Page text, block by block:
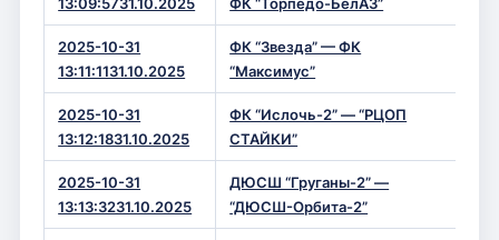
2025-10-31
13:11:1131.10.2025
ФК “Звезда” — ФК
“Максимус”
2025-10-31
13:12:1831.10.2025
ФК “Ислочь-2” — “РЦОП
СТАЙКИ”
2025-10-31
13:13:3231.10.2025
ДЮСШ “Груганы-2” —
“ДЮСШ-Орбита-2”